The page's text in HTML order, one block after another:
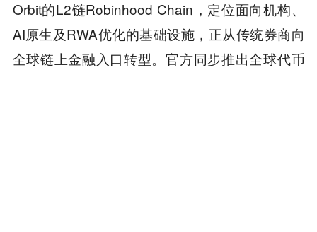
Orbit的L2链Robinhood Chain，定位面向机构、
AI原生及RWA优化的基础设施，正从传统券商向
全球链上金融入口转型。官方同步推出全球代币